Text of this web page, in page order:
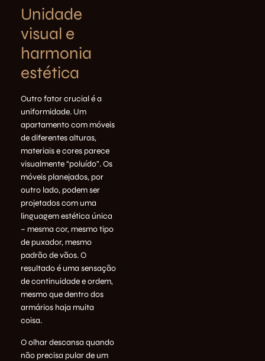
Unidade
visual e
harmonia
estética
Outro fator crucial é a
uniformidade. Um
apartamento com móveis
de diferentes alturas,
materiais e cores parece
visualmente “poluído”. Os
móveis planejados, por
outro lado, podem ser
projetados com uma
linguagem estética única
– mesma cor, mesmo tipo
de puxador, mesmo
padrão de vãos. O
resultado é uma sensação
de continuidade e ordem,
mesmo que dentro dos
armários haja muita
coisa.
O olhar descansa quando
não precisa pular de um